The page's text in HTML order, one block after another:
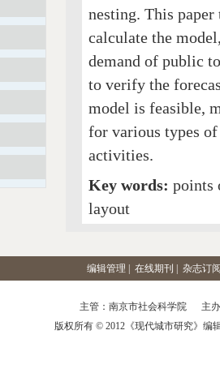
nesting. This
calculate the
demand of public
to verify the
model is feasible,
for various types
activities.
Key words: points
layout
编辑管理 在线期刊 杂志订
主管：南京市社会科学院 主
版权所有 © 2012《现代城市研究》编